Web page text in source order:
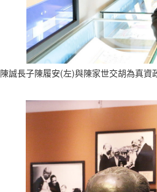
陳誠長子陳履安(左)與陳家世交胡為真資